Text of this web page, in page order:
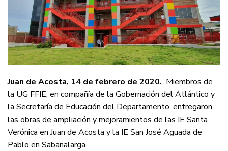
Juan de Acosta, 14 de febrero de 2020. Miembros de
la UG FFIE, en compañía de la Gobernación del Atlántico y
la Secretaría de Educación del Departamento, entregaron
las obras de ampliación y mejoramientos de las IE Santa
Verónica en Juan de Acosta y la IE San José Aguada de
Pablo en Sabanalarga.